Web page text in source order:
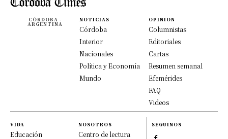
CÓRDOBA -
ARGENTINA
NOTICIAS
Córdoba
Interior
Nacionales
Política y Economía
Mundo
OPINION
Columnistas
Editoriales
Cartas
Resumen semanal
Efemérides
FAQ
Videos
VIDA
Educación
NOSOTROS
Centro de lectura
SEGUINOS